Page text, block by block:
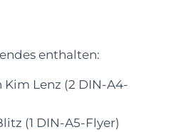
enthalten:
Lenz (2 DIN-A4-
(1 DIN-A5-Flyer)